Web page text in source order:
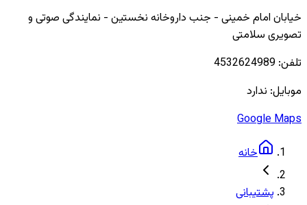
خیابان امام خمینی - جنب داروخانه نخستین - نمایندگی صوتی و
تصویری سلامتی
تلفن: 4532624989
موبایل: ندارد
Google Maps
خانه
پشتیبانی